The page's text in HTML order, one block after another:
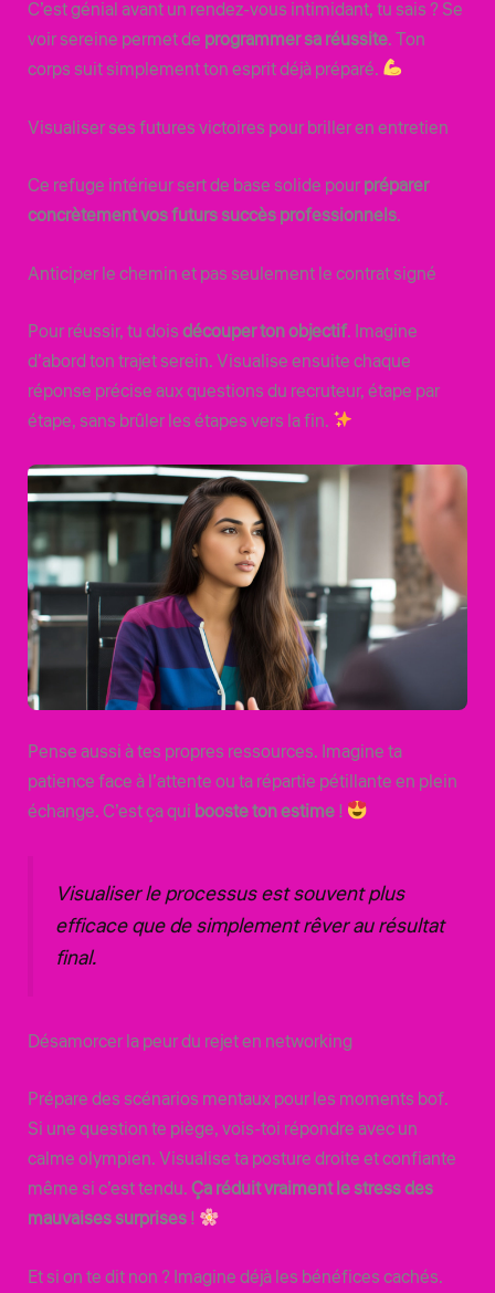
C’est génial avant un rendez-vous intimidant, tu sais ? Se
voir sereine permet de programmer sa réussite. Ton
corps suit simplement ton esprit déjà préparé.
Visualiser ses futures victoires pour briller en entretien
Ce refuge intérieur sert de base solide pourpréparer
concrètement vos futurs succès professionnels.
Anticiper le chemin et pas seulement le contrat signé
Pour réussir, tu doisdécouper ton objectif. Imagine
d’abord ton trajet serein. Visualise ensuite chaque
réponse précise aux questions du recruteur, étape par
étape, sans brûler les étapes vers la fin.
Pense aussi à tes propres ressources. Imagine ta
patience face à l’attente ou ta répartie pétillante en plein
échange. C’est ça qui booste ton estime!
Visualiser le processus est souvent plus
efficace que de simplement rêver au résultat
final.
Désamorcer la peur du rejet en networking
Prépare des scénarios mentaux pour les moments bof.
Si une question te piège, vois-toi répondre avec un
calme olympien. Visualise ta posture droite et confiante
même si c’est tendu.Ça réduit vraiment le stress des
mauvaises surprises!
Et si on te dit non ? Imagine déjà les bénéfices cachés.